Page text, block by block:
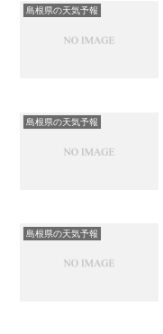
島根県の天気予報
島根県の天気予報
島根県の天気予報